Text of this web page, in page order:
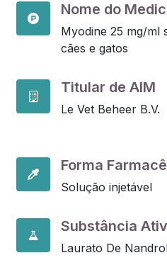
Nome do
Myodine 25 mg/ml
cães e gatos
Titular de AIM
Le Vet Beheer B.V.
Forma
Solução injetável
Substância
Laurato De